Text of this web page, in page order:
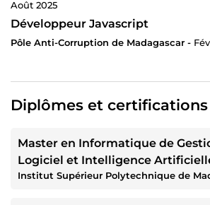
Août 2025
Développeur Javascript
Pôle Anti-Corruption de Madagascar -
Diplômes et certifications
Master en Informatique de
Logiciel et Intelligence